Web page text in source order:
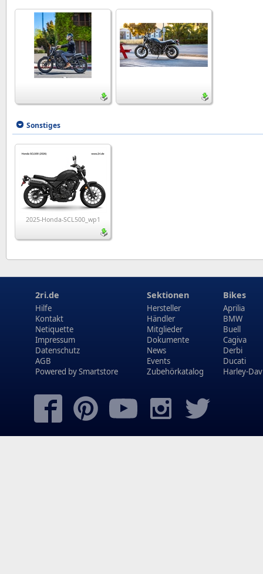
Sonstiges
2025-Honda-SCL500_wp1
2ri.de
Hilfe
Kontakt
Netiquette
Impressum
Datenschutz
AGB
Powered bySmartstore
Sektionen
Hersteller
Händler
Mitglieder
Dokumente
News
Events
Zubehörkatalog
Bikes
Aprilia
BMW
Buell
Cagiva
Derbi
Ducati
Harley-